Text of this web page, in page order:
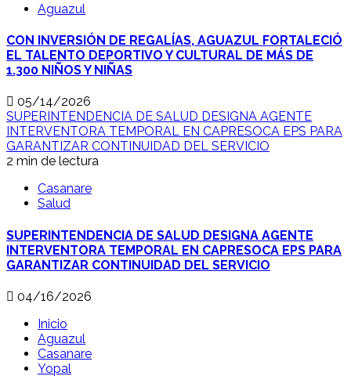
Aguazul
CON INVERSIÓN DE REGALÍAS, AGUAZUL FORTALECIÓ
EL TALENTO DEPORTIVO Y CULTURAL DE MÁS DE
1.300 NIÑOS Y NIÑAS
05/14/2026
SUPERINTENDENCIA DE SALUD DESIGNA AGENTE
INTERVENTORA TEMPORAL EN CAPRESOCA EPS PARA
GARANTIZAR CONTINUIDAD DEL SERVICIO
2 min de lectura
Casanare
Salud
SUPERINTENDENCIA DE SALUD DESIGNA AGENTE
INTERVENTORA TEMPORAL EN CAPRESOCA EPS PARA
GARANTIZAR CONTINUIDAD DEL SERVICIO
04/16/2026
Inicio
Aguazul
Casanare
Yopal